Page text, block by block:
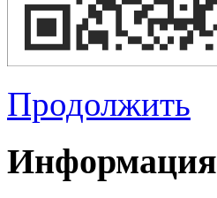
Продолжить
Информация